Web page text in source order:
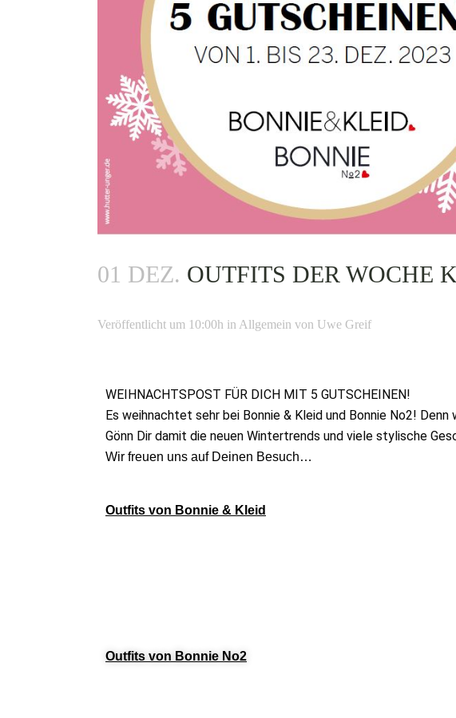
01 DEZ. OUTFITS DER WOCHE
Veröffentlicht um 10:00h in Allgemein von Uwe Greif
WEIHNACHTSPOST FÜR DICH MIT 5 GUTSCHEINEN!
Es weihnachtet sehr bei Bonnie & Kleid und Bonnie No2!
Gönn Dir damit die neuen Wintertrends und viele stylische
Wir freuen uns auf Deinen Besuch…
Outfits von Bonnie & Kleid
Outfits von Bonnie No2